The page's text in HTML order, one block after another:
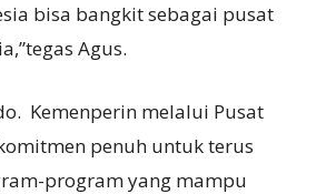
bisa bangkit sebagai pusat
Agus.
Kemenperin melalui Pusat
penuh untuk terus
program yang mampu